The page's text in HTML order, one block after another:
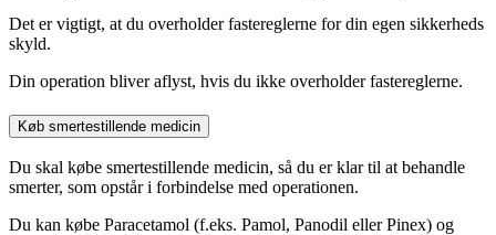
Det er vigtigt, at du overholder fastereglerne for din egen sikkerheds
skyld.
Din operation bliver aflyst, hvis du ikke overholder fastereglerne.
Køb smertestillende medicin
Du skal købe smertestillende medicin, så du er klar til at behandle
smerter, som opstår i forbindelse med operationen.
Du kan købe Paracetamol (f.eks. Pamol, Panodil eller Pinex) og